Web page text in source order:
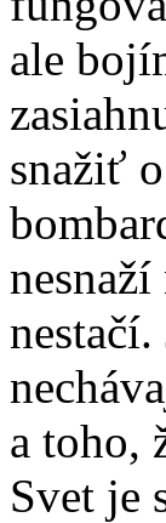
ale
snažiť
a toho,
Svet je